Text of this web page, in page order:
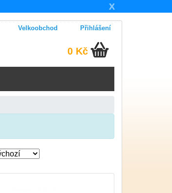
X
Velkoobchod Přihlášení
0 Kč